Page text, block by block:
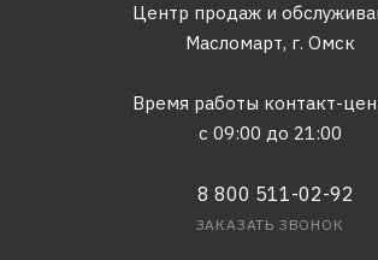
Центр продаж и
Масломарт, г. Омск
Время работы контакт-
с 09:00 до 21:00
8 800 511-02-92
ЗАКАЗАТЬ ЗВОНОК